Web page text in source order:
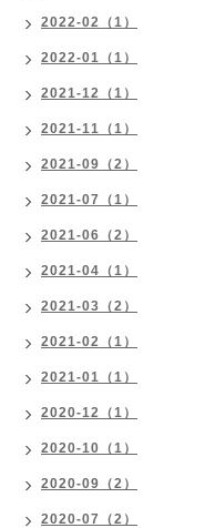
2022-02（1）
2022-01（1）
2021-12（1）
2021-11（1）
2021-09（2）
2021-07（1）
2021-06（2）
2021-04（1）
2021-03（2）
2021-02（1）
2021-01（1）
2020-12（1）
2020-10（1）
2020-09（2）
2020-07（2）